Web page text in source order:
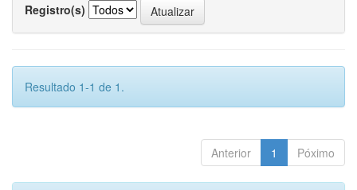
Registro(s)
Resultado 1-1 de 1.
Anterior 1 Póximo